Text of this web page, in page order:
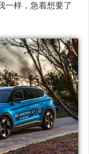
一样，急着想要了